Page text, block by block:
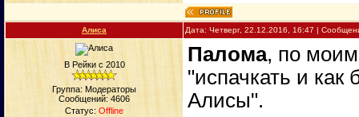
Алиса Дата: Четверг, 22.12.2016, 16:47 |
В Рейки с 2010
Группа: Модераторы
Сообщений: 4606
Статус: Offline
Палома, по
"испачкать и как
Алисы".